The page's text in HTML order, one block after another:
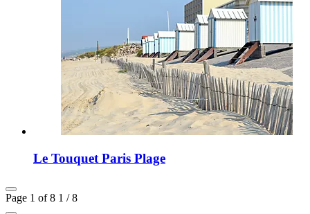
Le Touquet Paris Plage
Page 1 of 8 1 / 8